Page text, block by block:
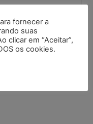
fornecer a
suas
clicar em “Aceitar”,
os cookies.